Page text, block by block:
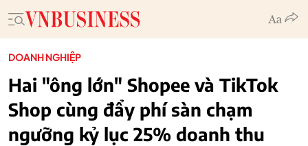
DOANH NGHIỆP
Hai "ông lớn" Shopee và TikTok
Shop cùng đẩy phí sàn chạm
ngưỡng kỷ lục 25% doanh thu